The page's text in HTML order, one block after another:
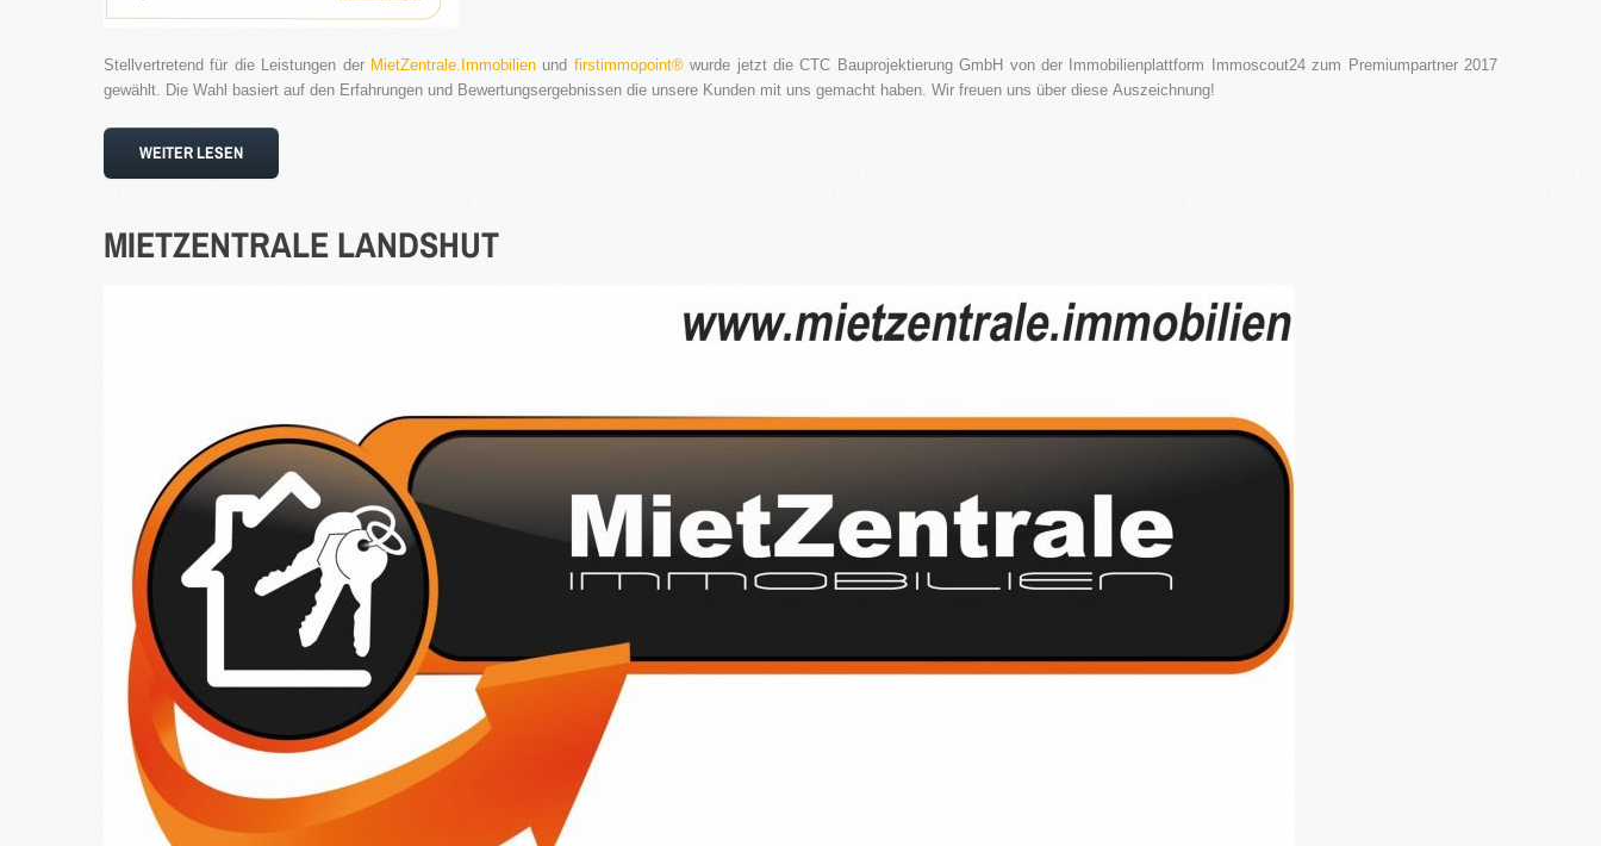
Stellvertretend für die Leistungen der MietZentrale.Immobilien und firstimmopoint®wurde jetzt die CTC Bauprojektierung GmbH von der Immobilienplattform Immoscout24 zum Premiumpartner 2017
gewählt. Die Wahl basiert auf den Erfahrungen und Bewertungsergebnissen die unsere Kunden mit uns gemacht haben. Wir freuen uns über diese Auszeichnung!
WEITER LESEN
MIETZENTRALE LANDSHUT